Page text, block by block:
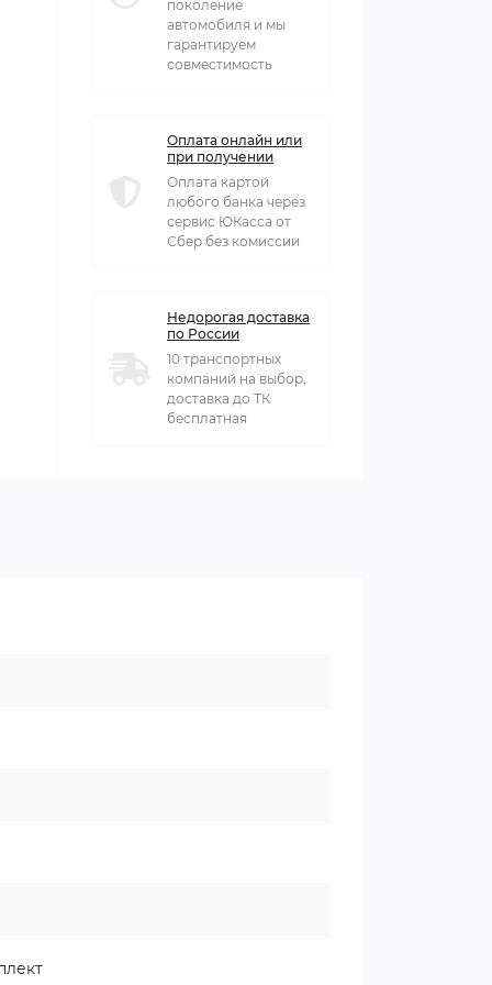
поколение
автомобиля и мы
гарантируем
совместимость
Оплата онлайн или
при получении
Оплата картой
любого банка через
сервис ЮКасса от
Сбер без комиссии
Недорогая доставка
по России
10 транспортных
компаний на выбор,
доставка до ТК
бесплатная